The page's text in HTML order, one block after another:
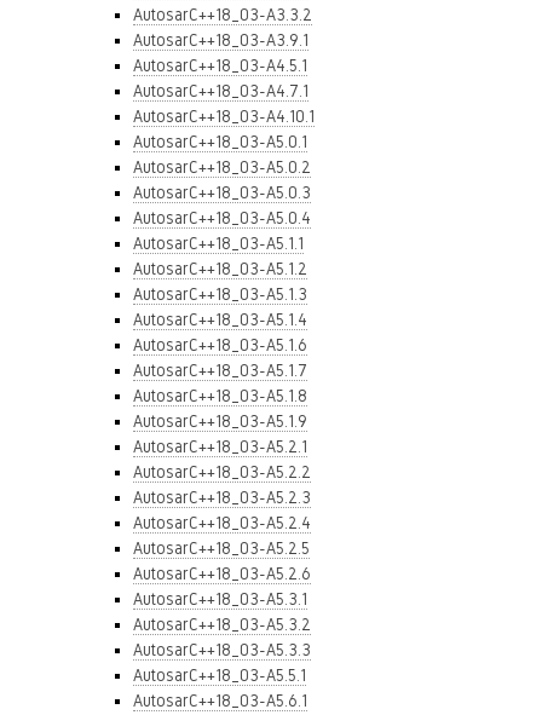
AutosarC++18_03-A3.3.2
AutosarC++18_03-A3.9.1
AutosarC++18_03-A4.5.1
AutosarC++18_03-A4.7.1
AutosarC++18_03-A4.10.1
AutosarC++18_03-A5.0.1
AutosarC++18_03-A5.0.2
AutosarC++18_03-A5.0.3
AutosarC++18_03-A5.0.4
AutosarC++18_03-A5.1.1
AutosarC++18_03-A5.1.2
AutosarC++18_03-A5.1.3
AutosarC++18_03-A5.1.4
AutosarC++18_03-A5.1.6
AutosarC++18_03-A5.1.7
AutosarC++18_03-A5.1.8
AutosarC++18_03-A5.1.9
AutosarC++18_03-A5.2.1
AutosarC++18_03-A5.2.2
AutosarC++18_03-A5.2.3
AutosarC++18_03-A5.2.4
AutosarC++18_03-A5.2.5
AutosarC++18_03-A5.2.6
AutosarC++18_03-A5.3.1
AutosarC++18_03-A5.3.2
AutosarC++18_03-A5.3.3
AutosarC++18_03-A5.5.1
AutosarC++18_03-A5.6.1